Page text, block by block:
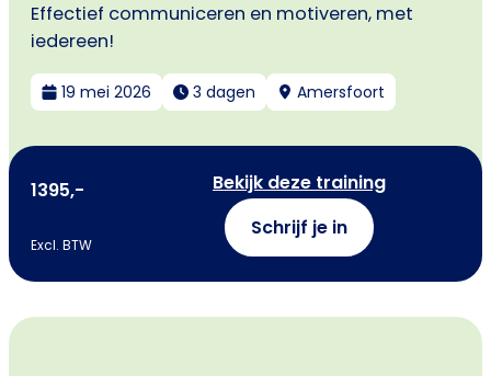
Effectief communiceren en motiveren, met
iedereen!
19 mei 2026 3 dagen Amersfoort
1395,-
Excl. BTW
Bekijk deze training
Schrijf je in